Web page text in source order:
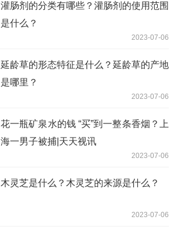
灌肠剂的分类有哪些？灌肠剂的使用范围
是什么？
2023-07-06
延龄草的形态特征是什么？延龄草的产地
是哪里？
2023-07-06
花一瓶矿泉水的钱 “买”到一整条香烟？上
海一男子被捕|天天视讯
2023-07-06
木灵芝是什么？木灵芝的来源是什么？
2023-07-06